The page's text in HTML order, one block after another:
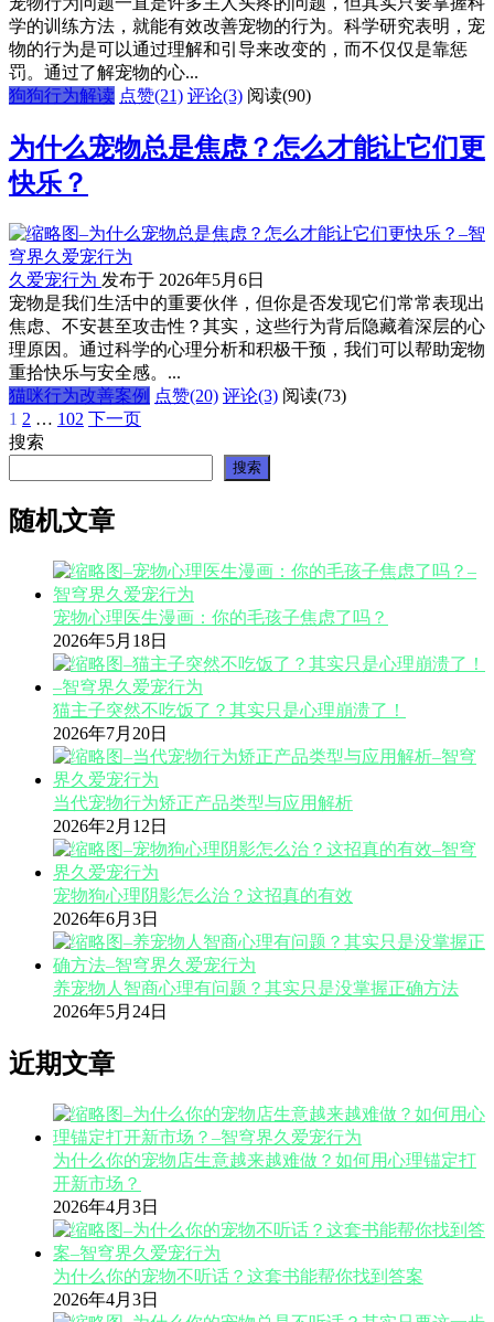
学的训练方法，就能有效改善宠物的行为。科学研究表明，宠
物的行为是可以通过理解和引导来改变的，而不仅仅是靠惩
罚。通过了解宠物的心...
狗狗行为解读 点赞(21) 评论(3) 阅读(90)
为什么宠物总是焦虑？怎么才能让它们更
快乐？
久爱宠行为 发布于 2026年5月6日
宠物是我们生活中的重要伙伴，但你是否发现它们常常表现出
焦虑、不安甚至攻击性？其实，这些行为背后隐藏着深层的心
理原因。通过科学的心理分析和积极干预，我们可以帮助宠物
重拾快乐与安全感。...
猫咪行为改善案例 点赞(20) 评论(3) 阅读(73)
文
章
页
1 2 … 102 下一页
搜索
搜索
随机文章
宠物心理医生漫画：你的毛孩子焦虑了吗？
2026年5月18日
猫主子突然不吃饭了？其实只是心理崩溃了！
2026年7月20日
当代宠物行为矫正产品类型与应用解析
2026年2月12日
宠物狗心理阴影怎么治？这招真的有效
2026年6月3日
养宠物人智商心理有问题？其实只是没掌握正确方法
2026年5月24日
近期文章
为什么你的宠物店生意越来越难做？如何用心理锚定打
开新市场？
2026年4月3日
为什么你的宠物不听话？这套书能帮你找到答案
2026年4月3日